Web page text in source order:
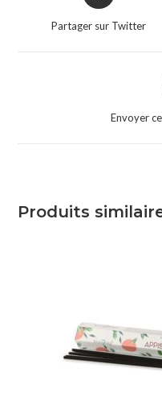
Partager sur Twitter
Envoyer
Produits